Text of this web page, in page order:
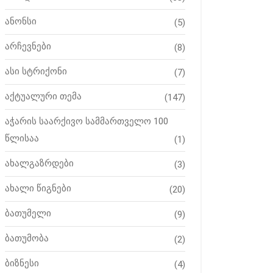
ანონსი (5)
არჩევნები (8)
ასი სტრიქონი (7)
აქტუალური თემა (147)
აჭარის საარქივო სამმართველო 100
წლისაა
(1)
ახალგაზრდები (3)
ახალი წიგნები (20)
ბათუმელი (9)
ბათუმობა (2)
ბიზნესი (4)